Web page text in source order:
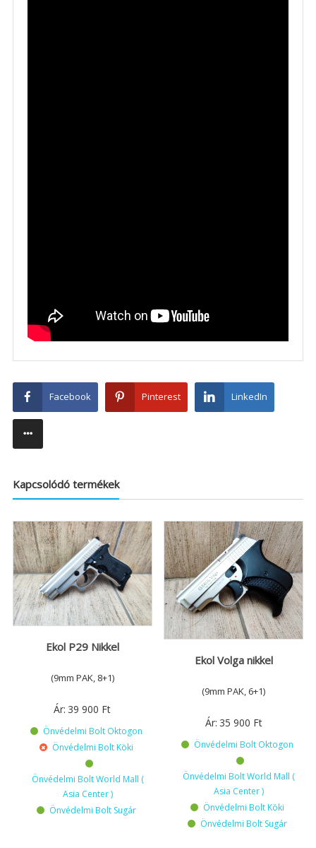
Facebook Pinterest LinkedIn
Kapcsolódó termékek
Ekol P29 Nikkel
(9mm PAK, 8+1)
Ár: 39 900 Ft
Önvédelmi Bolt Oktogon
Önvédelmi Bolt Köki
Önvédelmi Bolt World Mall (
Asia Center )
Önvédelmi Bolt Sugár
Ekol Volga nikkel
(9mm PAK, 6+1)
Ár: 35 900 Ft
Önvédelmi Bolt Oktogon
Önvédelmi Bolt World Mall (
Asia Center )
Önvédelmi Bolt Köki
Önvédelmi Bolt Sugár